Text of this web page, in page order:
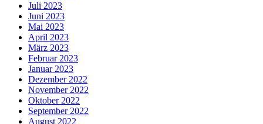
Juli 2023
Juni 2023
Mai 2023
April 2023
März 2023
Februar 2023
Januar 2023
Dezember 2022
November 2022
Oktober 2022
September 2022
August 2022